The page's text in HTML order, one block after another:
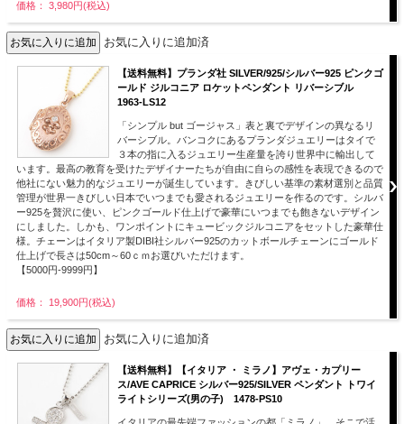
価格： 3,980円(税込)
お気に入りに追加済
【送料無料】プランダ社 SILVER/925/シルバー925 ピンクゴ
ールド ジルコニア ロケットペンダント リバーシブル
1963-LS12
「シンプル but ゴージャス」表と裏でデザインの異なるリ
バーシブル。バンコクにあるプランダジュエリーはタイで
３本の指に入るジュエリー生産量を誇り世界中に輸出して
います。最高の教育を受けたデザイナーたちが自由に自らの感性を表現できるので
他社にない魅力的なジュエリーが誕生しています。きびしい基準の素材選別と品質
管理が世界一きびしい日本でいつまでも愛されるジュエリーを作るのです。シルバ
ー925を贅沢に使い、ピンクゴールド仕上げで豪華にいつまでも飽きないデザイン
にしました。しかも、ワンポイントにキュービックジルコニアをセットした豪華仕
様。チェーンはイタリア製DIBI社シルバー925のカットボールチェーンにゴールド
仕上げで長さは50cm～60ｃｍお選びいただけます。
【5000円-9999円】
価格： 19,900円(税込)
お気に入りに追加済
【送料無料】【イタリア ・ ミラノ】アヴェ・カプリー
ス/AVE CAPRICE シルバー925/SILVER ペンダント トワイ
ライトシリーズ(男の子) 1478-PS10
イタリアの最先端ファッションの都「ミラノ」。そこで活